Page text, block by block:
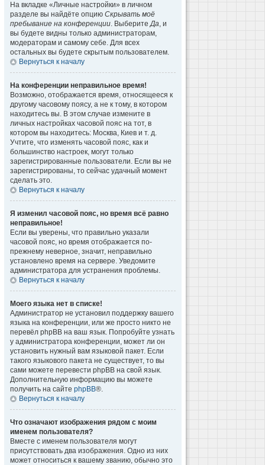
На вкладке «Личные настройки» в личном
разделе вы найдёте опцию Скрывать моё
пребывание на конференции. ВыберитеДа, и
вы будете видны только администраторам,
модераторам и самому себе. Для всех
остальных вы будете скрытым пользователем.
Вернуться к началу
На конференции неправильное время!
Возможно, отображается время, относящееся к
другому часовому поясу, а не к тому, в котором
находитесь вы. В этом случае измените в
личных настройках часовой пояс на тот, в
котором вы находитесь: Москва, Киев и т. д.
Учтите, что изменять часовой пояс, как и
большинство настроек, могут только
зарегистрированные пользователи. Если вы не
зарегистрированы, то сейчас удачный момент
сделать это.
Вернуться к началу
Я изменил часовой пояс, но время всё равно
неправильное!
Если вы уверены, что правильно указали
часовой пояс, но время отображается по-
прежнему неверное, значит, неправильно
установлено время на сервере. Уведомите
администратора для устранения проблемы.
Вернуться к началу
Моего языка нет в списке!
Администратор не установил поддержку вашего
языка на конференции, или же просто никто не
перевёл phpBB на ваш язык. Попробуйте узнать
у администратора конференции, может ли он
установить нужный вам языковой пакет. Если
такого языкового пакета не существует, то вы
сами можете перевести phpBB на свой язык.
Дополнительную информацию вы можете
получить на сайте phpBB®.
Вернуться к началу
Что означают изображения рядом с моим
именем пользователя?
Вместе с именем пользователя могут
присутствовать два изображения. Одно из них
может относиться к вашему званию, обычно это